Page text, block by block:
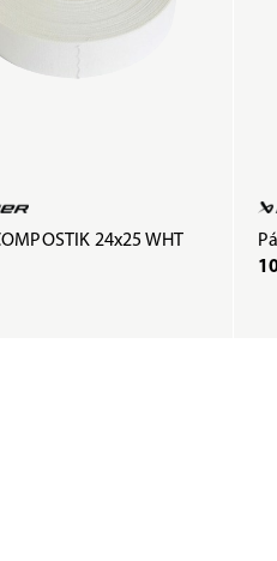
24x25 WHT